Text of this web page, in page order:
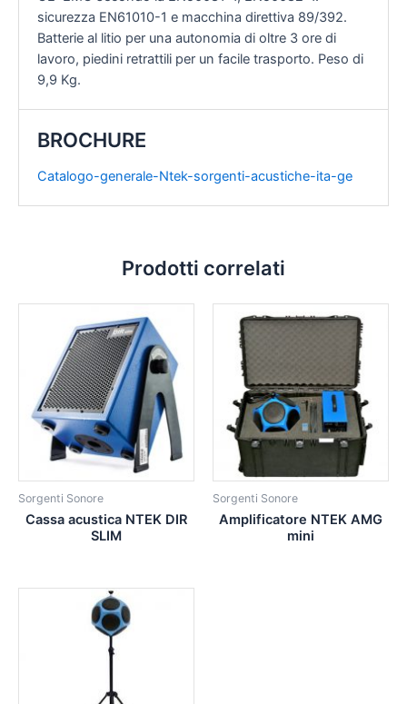
sicurezza EN61010-1 e macchina direttiva 89/392.
Batterie al litio per una autonomia di oltre 3 ore di
lavoro, piedini retrattili per un facile trasporto. Peso di
9,9 Kg.
BROCHURE
Catalogo-generale-Ntek-sorgenti-acustiche-ita-ge
Prodotti correlati
Sorgenti Sonore
Cassa acustica NTEK DIR
SLIM
Sorgenti Sonore
Amplificatore NTEK AMG
mini